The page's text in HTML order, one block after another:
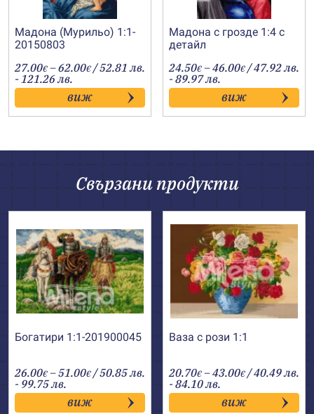
Мадона (Мурильо) 1:1-
20150803
27.00€ –62.00€Price
range:
27.00€
through
62.00€
/ 52.81 лв.
- 121.26 лв.
виж
Мадона с грозде 1:4 с
детайл
24.50€ –46.00€Price
range:
24.50€
through
46.00€
/ 47.92 лв.
- 89.97 лв.
виж
Свързани продукти
Богатири 1:1-201900045
26.00€ –51.00€Price
range:
26.00€
through
/ 50.85 лв.
- 99.75 лв.
виж
Ваза с рози 1:1
20.70€ –43.00€Price
range:
20.70€
through
/ 40.49 лв.
- 84.10 лв.
виж